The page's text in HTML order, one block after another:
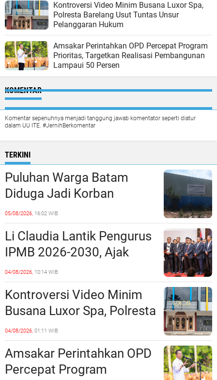
Kontroversi Video Minim Busana Luxor Spa,
Polresta Barelang Usut Tuntas Unsur
Pelanggaran Hukum
Amsakar Perintahkan OPD Percepat Program
Prioritas, Targetkan Realisasi Pembangunan
Lampaui 50 Persen
KOMENTAR
Komentar sepenuhnya menjadi tanggung jawab komentator seperti diatur
dalam UU ITE. #JernihBerkomentar
TERKINI
Puluhan Warga Batam
Diduga Jadi Korban
Penipuan Kavling Hingga
Miliaran Rupiah, Laporan ke
Polda Kepri Jalan di
Tempat?
05/08/2026, 16:02 WIB
Li Claudia Lantik Pengurus
IPMB 2026-2030, Ajak
Perkuat Kerukunan dan
Sinergi dengan Pemko
Batam
04/08/2026, 10:14 WIB
Kontroversi Video Minim
Busana Luxor Spa, Polresta
Barelang Usut Tuntas
Unsur Pelanggaran Hukum
04/08/2026, 01:11 WIB
Amsakar Perintahkan OPD
Percepat Program